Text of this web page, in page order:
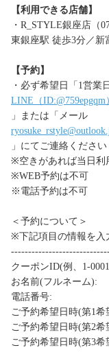
【利用できる店舗】
・R_STYLE銀座店（
東銀座駅 徒歩3分／新
【予約】
・必ず希望日「1営業
LINE（ID:@759epgqm
」または「メール
」にてご連絡ください
※空きがあれば当日利
※WEB予約は不可
※電話予約は不可
＜予約について＞
※下記項目の情報を入
クーポンID(例、1-
お名前(フルネーム):
電話番号:
ご予約希望日時(第1希
ご予約希望日時(第2希
ご予約希望日時(第3希